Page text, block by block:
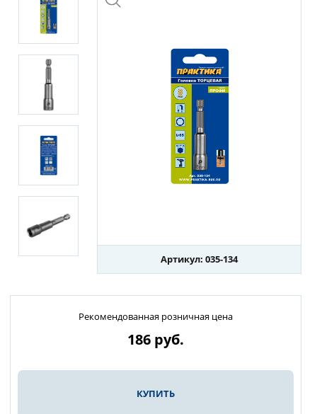
Артикул: 035-134
Рекомендованная розничная цена
186 руб.
КУПИТЬ